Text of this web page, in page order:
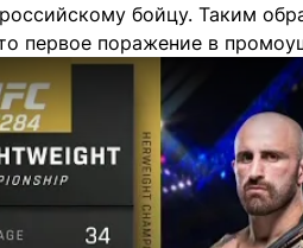
бойцу. Таким
первое поражение в